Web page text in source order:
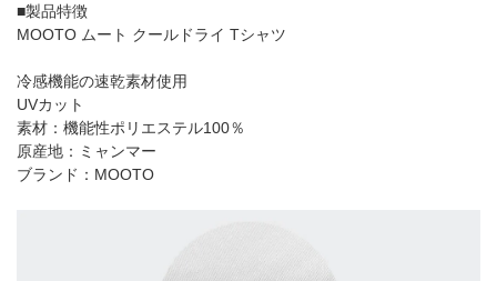
■製品特徴
MOOTO ムート クールドライ Tシャツ
冷感機能の速乾素材使用
UVカット
素材：機能性ポリエステル100％
原産地：ミャンマー
ブランド：MOOTO